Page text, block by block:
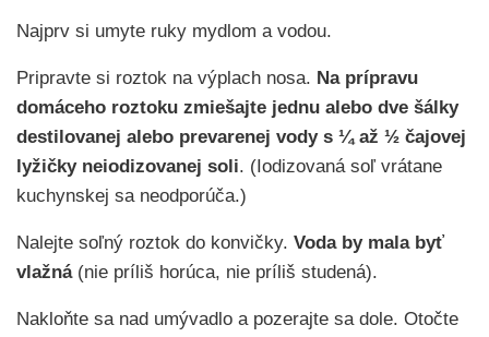
Najprv si umyte ruky mydlom a vodou.
Pripravte si roztok na výplach nosa. Na prípravu
domáceho roztoku zmiešajte jednu alebo dve šálky
destilovanej alebo prevarenej vody s ¼ až ½ čajovej
lyžičky neiodizovanej soli. (Iodizovaná soľ vrátane
kuchynskej sa neodporúča.)
Nalejte soľný roztok do konvičky. Voda by mala byť
vlažná (nie príliš horúca, nie príliš studená).
Nakloňte sa nad umývadlo a pozerajte sa dole. Otočte